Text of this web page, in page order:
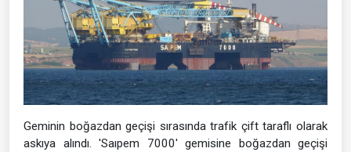
Geminin boğazdan geçişi sırasında trafik çift taraflı olarak
askıya alındı. 'Saıpem 7000' gemisine boğazdan geçişi